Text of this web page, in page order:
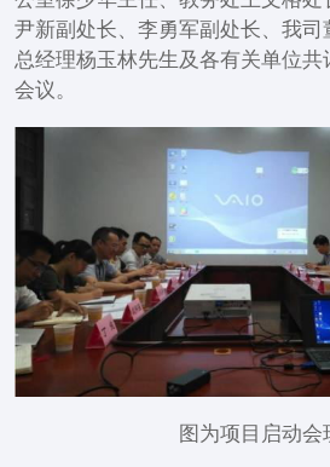
尹新副处长、李勇军副处长、我司
总经理杨玉林先生及各有关单位共
会议。
图为项目启动会